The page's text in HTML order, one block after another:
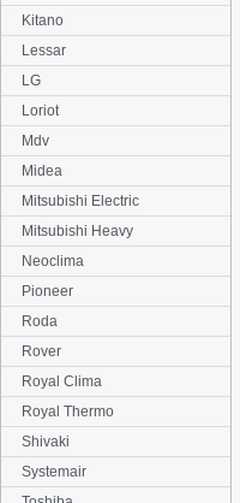
Kitano
Lessar
LG
Loriot
Mdv
Midea
Mitsubishi Electric
Mitsubishi Heavy
Neoclima
Pioneer
Roda
Rover
Royal Clima
Royal Thermo
Shivaki
Systemair